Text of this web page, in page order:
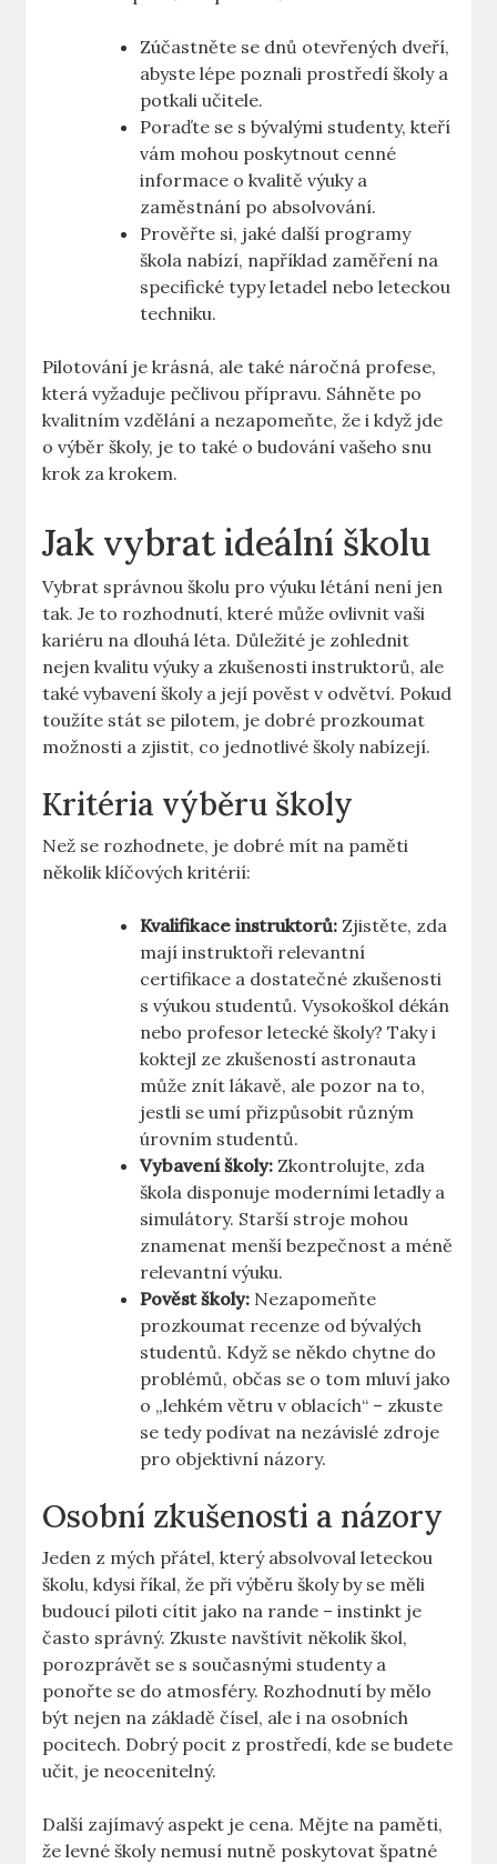
Zúčastněte ⁣se dnů otevřených dveří,
abyste lépe poznali prostředí ⁤školy ⁢a
‌potkali učitele.
Poraďte se ⁣s bývalými studenty, kteří
vám mohou poskytnout cenné
informace o kvalitě výuky a
zaměstnání po absolvování.
Prověřte si, jaké další ⁣programy
škola nabízí, ⁣například⁣ zaměření na‌
specifické ‌typy letadel nebo ‌leteckou
techniku.
Pilotování je krásná,⁢ ale také náročná profese,
která vyžaduje pečlivou přípravu.‍ Sáhněte po⁤
kvalitním vzdělání a ‍nezapomeňte, ‌že i když jde
o výběr školy, je to také o budování vašeho snu
krok za krokem.
Jak vybrat ideální školu
Vybrat správnou školu⁤ pro výuku létání není jen
tak. Je to ⁢rozhodnutí,​ které může⁣ ovlivnit vaši
kariéru na dlouhá léta. Důležité je zohlednit
nejen ⁤kvalitu ⁤výuky a zkušenosti ‌instruktorů, ale
také vybavení školy a ​její​ pověst v odvětví. Pokud⁤
toužíte stát ‌se‍ pilotem, je ​dobré ⁢prozkoumat
možnosti a zjistit, co jednotlivé‍ školy nabízejí.
Kritéria výběru školy
Než se rozhodnete, je dobré mít⁤ na paměti
několik klíčových kritérií:
Kvalifikace instruktorů: Zjistěte, zda
mají instruktoři relevantní
certifikace a dostatečné zkušenosti
s výukou⁤ studentů.‌ Vysokoškol dékán
nebo profesor letecké školy? Taky i
koktejl ze zkušeností astronauta
může‍ znít lákavě, ale pozor na to,
jestli se umí přizpůsobit různým
úrovním studentů.
Vybavení⁢ školy: Zkontrolujte, zda
škola disponuje moderními letadly ⁢a
simulátory. Starší stroje‍ mohou
znamenat ​menší ​bezpečnost a méně
relevantní ⁢výuku.
Pověst školy: Nezapomeňte
⁤prozkoumat recenze od bývalých
studentů. Když ​se někdo chytne do
problémů, občas​ se o tom‌ mluví jako‍
o „lehkém větru v oblacích“ – zkuste
se tedy ‍podívat na nezávislé‍ zdroje
‍pro objektivní názory.
Osobní zkušenosti a ⁣názory
Jeden z mých přátel,⁢ který absolvoval leteckou
školu, kdysi říkal, ⁤že při výběru školy by⁢ se měli
‌budoucí piloti⁢ cítit jako na​ rande – ​instinkt je
často správný.‌ Zkuste navštívit několik škol,
porozprávět se s současnými studenty a
ponořte se do atmosféry. Rozhodnutí by ⁢mělo
být⁤ nejen na základě čísel, ale i na⁢ osobních
pocitech. Dobrý⁢ pocit z prostředí, kde se budete
učit, je neocenitelný.
Další zajímavý aspekt je cena. Mějte ⁣na paměti,
že‌ levné školy nemusí nutně poskytovat ⁢špatné